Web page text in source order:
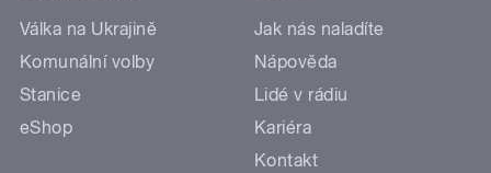
Válka na Ukrajině
Komunální volby
Stanice
eShop
Jak nás naladíte
Nápověda
Lidé v rádiu
Kariéra
Kontakt